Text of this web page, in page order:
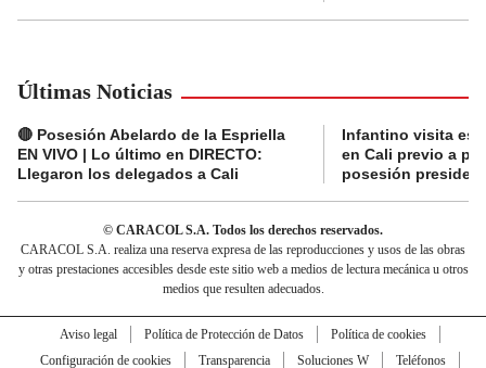
Últimas Noticias
🔴 Posesión Abelardo de la Espriella
EN VIVO | Lo último en DIRECTO:
Llegaron los delegados a Cali
Infantino visita
en Cali previo a
posesión
© CARACOL S.A. Todos los derechos reservados.
CARACOL S.A. realiza una reserva expresa de las reproducciones y usos de las obras
y otras prestaciones accesibles desde este sitio web a medios de lectura mecánica u otros
medios que resulten adecuados.
Aviso legal Política de Protección de Datos
Política de cookies
Configuración de cookies
Transparencia Soluciones W
Teléfonos